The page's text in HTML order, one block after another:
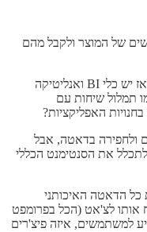
של המוצר ולקבל מהם
כאשר מדובר בדאטה כמו מספרים ונתונים אז יש כלי BI ואנליטיקה
תמלול שיחות עם
ולחפירה בדאטה, אבל
את הסנטימנט הכללי
הדאטה האיכותני
אותו לצ'אט (הכל בפרומפט
למשתמשים, איזה פיצ'רים